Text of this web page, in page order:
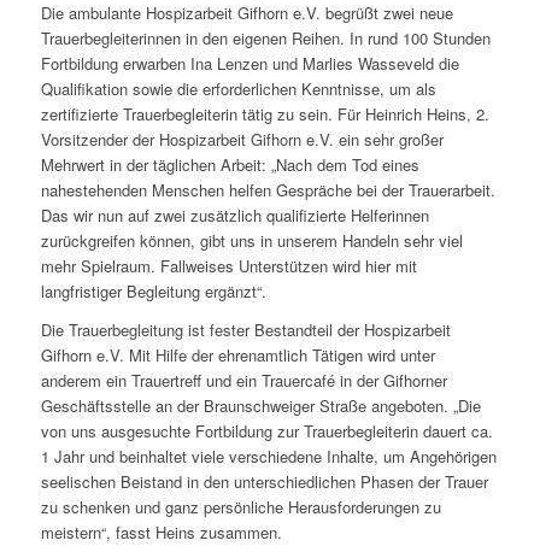
Die ambulante Hospizarbeit Gifhorn e.V. begrüßt zwei neue
Trauerbegleiterinnen in den eigenen Reihen. In rund 100 Stunden
Fortbildung erwarben Ina Lenzen und Marlies Wasseveld die
Qualifikation sowie die erforderlichen Kenntnisse, um als
zertifizierte Trauerbegleiterin tätig zu sein. Für Heinrich Heins, 2.
Vorsitzender der Hospizarbeit Gifhorn e.V. ein sehr großer
Mehrwert in der täglichen Arbeit: „Nach dem Tod eines
nahestehenden Menschen helfen Gespräche bei der Trauerarbeit.
Das wir nun auf zwei zusätzlich qualifizierte Helferinnen
zurückgreifen können, gibt uns in unserem Handeln sehr viel
mehr Spielraum. Fallweises Unterstützen wird hier mit
langfristiger Begleitung ergänzt“.
Die Trauerbegleitung ist fester Bestandteil der Hospizarbeit
Gifhorn e.V. Mit Hilfe der ehrenamtlich Tätigen wird unter
anderem ein Trauertreff und ein Trauercafé in der Gifhorner
Geschäftsstelle an der Braunschweiger Straße angeboten. „Die
von uns ausgesuchte Fortbildung zur Trauerbegleiterin dauert ca.
1 Jahr und beinhaltet viele verschiedene Inhalte, um Angehörigen
seelischen Beistand in den unterschiedlichen Phasen der Trauer
zu schenken und ganz persönliche Herausforderungen zu
meistern“, fasst Heins zusammen.